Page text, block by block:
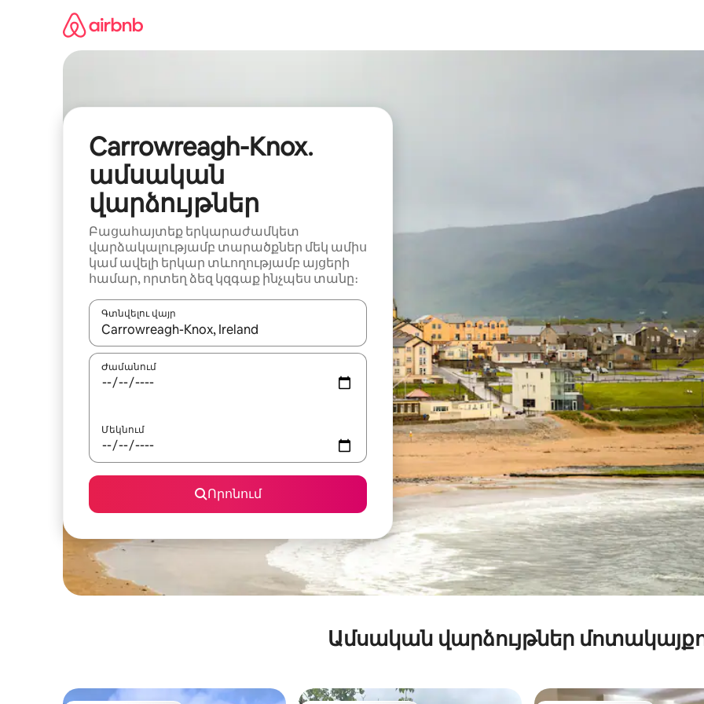
բովանդակությանը
Carrowreagh-Knox․
ամսական
վարձույթներ
Բացահայտեք երկարաժամկետ
վարձակալությամբ տարածքներ մեկ ամիս
կամ ավելի երկար տևողությամբ այցերի
համար, որտեղ ձեզ կզգաք ինչպես տանը։
Գտնվելու վայր
Երբ արդյունքները հասանելի լինեն, սլաքների ստեղներով նավարկեք վեր և վար կամ ուսումնասիրեք
Ժամանում
Մեկնում
Որոնում
Ամսական վարձույթներ